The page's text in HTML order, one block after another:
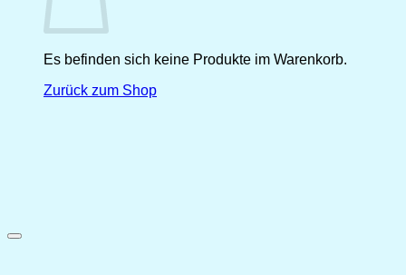
Es befinden sich keine Produkte im Warenkorb.
Zurück zum Shop